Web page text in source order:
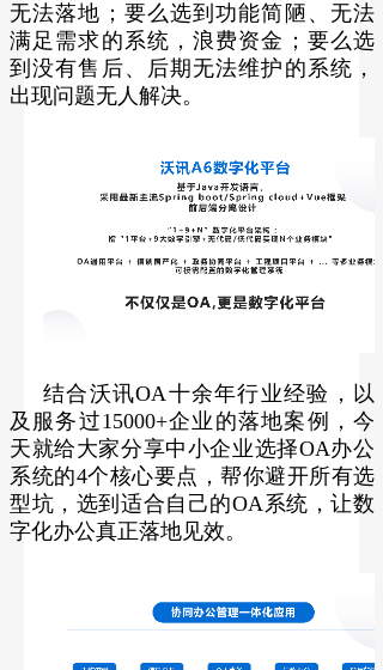
无法落地；要么选到功能简陋、无法
满足需求的系统，浪费资金；要么选
到没有售后、后期无法维护的系统，
出现问题无人解决。
结合沃讯OA十余年行业经验，以
及服务过15000+企业的落地案例，今
天就给大家分享中小企业选择OA办公
系统的4个核心要点，帮你避开所有选
型坑，选到适合自己的OA系统，让数
字化办公真正落地见效。